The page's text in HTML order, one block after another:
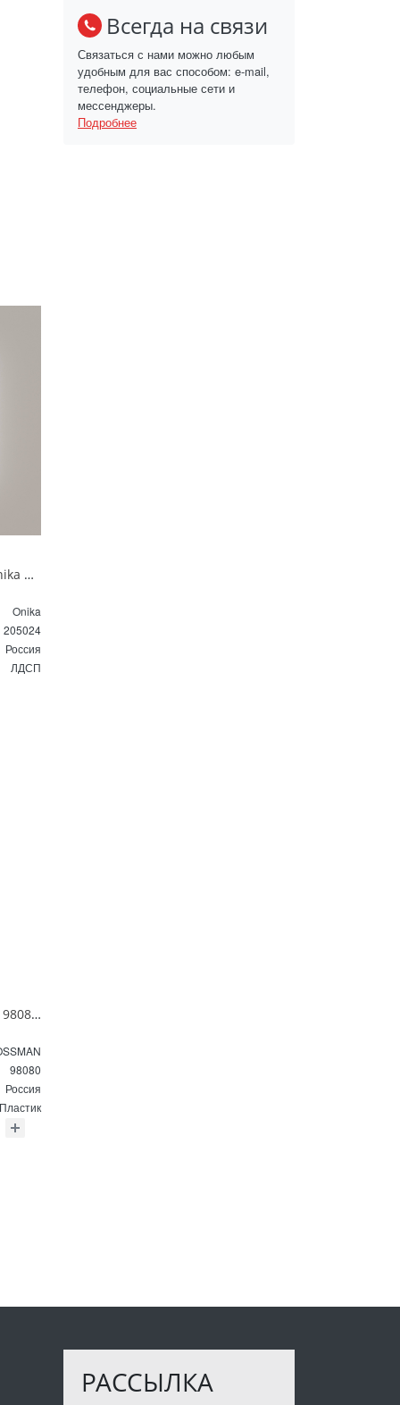
Зеркало с подсветкой 50 см Onika Магна 205024 белое
Onika
205024
Россия
ЛДСП
Зеркало GROSSMAN 98080 SENTO D800 800*800*45 LED с сенсорным выключателем
98080
Россия
Пластик
Всегда на связи
Связаться с нами можно любым
удобным для вас способом: e-mail,
телефон, социальные сети и
мессенджеры.
Подробнее
РАССЫЛКА